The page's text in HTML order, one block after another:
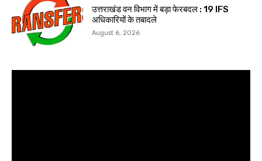
उत्तराखंड वन विभाग में बड़ा फेरबदल : 19 IFS
अधिकारियों के तबादले
August 6, 2026